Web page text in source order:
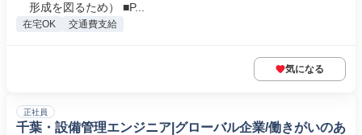
形成を図るため） ■P...
在宅OK 交通費支給
気になる
正社員
千葉・設備管理エンジニア|グローバル企業/働きがいのあ